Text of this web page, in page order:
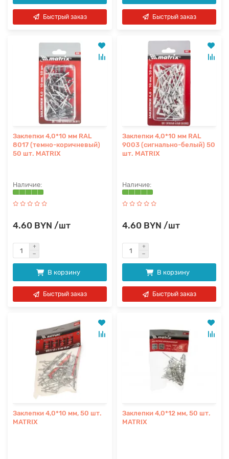
Быстрый заказ Быстрый заказ
Заклепки 4,0*10 мм RAL
8017 (темно-коричневый)
50 шт. MATRIX
4.60 BYN /шт
В корзину
Быстрый заказ
Заклепки 4,0*10 мм RAL
9003 (сигнально-белый) 50
шт. MATRIX
4.60 BYN /шт
В корзину
Быстрый заказ
Заклепки 4,0*10 мм, 50 шт.
MATRIX
Заклепки 4,0*12 мм, 50 шт.
MATRIX